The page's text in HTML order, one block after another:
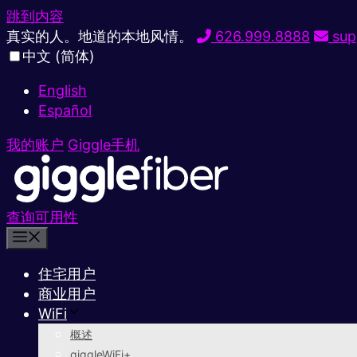
跳到内容
真实的人。地道的本地风情。
626.999.8888
中文 (简体)
English
Español
我的账户 Giggle手机
查询可用性
住宅用户
商业用户
WiFi
概述
giggleWiFi+